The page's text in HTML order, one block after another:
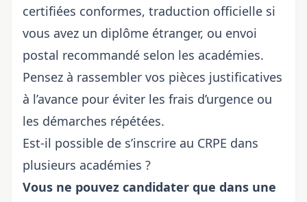
certifiées conformes, traduction officielle si
vous avez un diplôme étranger, ou envoi
postal recommandé selon les académies.
Pensez à rassembler vos pièces justificatives
à l’avance pour éviter les frais d’urgence ou
les démarches répétées.
Est-il possible de s’inscrire au CRPE dans
plusieurs académies ?
Vous ne pouvez candidater que dans une